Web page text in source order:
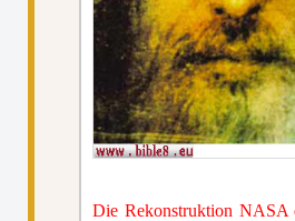
Die Rekonstruktion NASA